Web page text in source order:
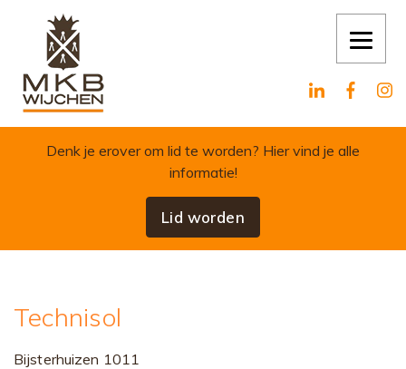
Skip to content
Denk je erover om lid te worden? Hier vind je alle
informatie!
Lid worden
Technisol
Bijsterhuizen 1011